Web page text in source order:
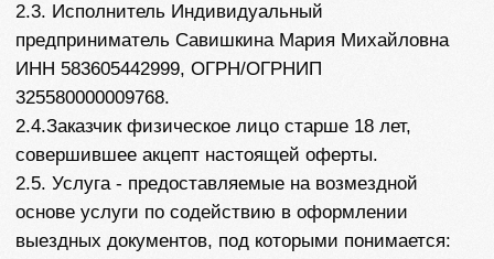
3.2. Исполнитель от своего имени, но за счет
Заказчика осуществляет юридические и иные
действия по исполнению данного поручения,
направленные на удовлетворение потребностей
3.3. Содействие в оформлении выездных
документов выражается:
в формировании пакета документов,
Заказчика, так и со стороны Исполнителя;